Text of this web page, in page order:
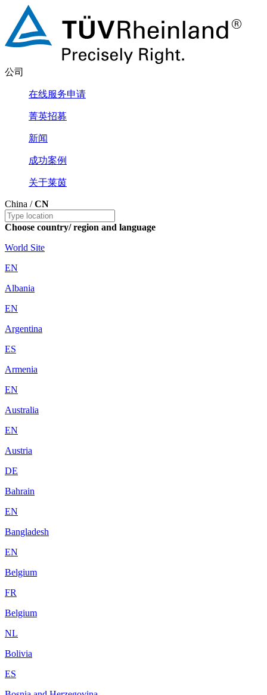
公司
在线服务申请
菁英招募
新闻
成功案例
关于莱茵
China /CN
Choose country/ region and language
World Site
EN
Albania
EN
Argentina
ES
Armenia
EN
Australia
EN
Austria
DE
Bahrain
EN
Bangladesh
EN
Belgium
FR
Belgium
NL
Bolivia
ES